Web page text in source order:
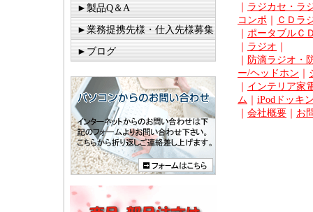
►製品Q＆A
►業務提携先様・仕入先様募集
►ブログ
｜ ラジカセ・ラ
コンポ ｜ ＣＤラ
｜ ポータブルＣ
｜ ラジオ ｜
｜ 防滴ラジオ・
ー/ヘッドホン ｜
｜ インテリア家
ム ｜ iPodドッキ
｜ 会社概要 ｜ お